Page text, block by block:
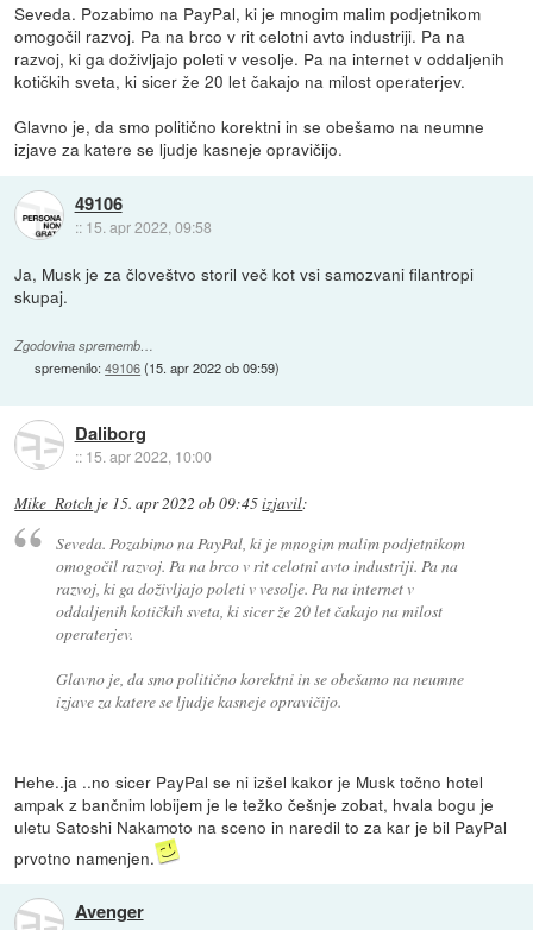
Seveda. Pozabimo na PayPal, ki je mnogim malim podjetnikom
omogočil razvoj. Pa na brco v rit celotni avto industriji. Pa na
razvoj, ki ga doživljajo poleti v vesolje. Pa na internet v oddaljenih
kotičkih sveta, ki sicer že 20 let čakajo na milost operaterjev.
Glavno je, da smo politično korektni in se obešamo na neumne
izjave za katere se ljudje kasneje opravičijo.
49106
:: 15. apr 2022, 09:58
Ja, Musk je za človeštvo storil več kot vsi samozvani filantropi
skupaj.
Zgodovina sprememb…
spremenilo:49106(15. apr 2022 ob 09:59)
Daliborg
:: 15. apr 2022, 10:00
Mike_Rotch je 15. apr 2022 ob 09:45izjavil:
Seveda. Pozabimo na PayPal, ki je mnogim malim podjetnikom
omogočil razvoj. Pa na brco v rit celotni avto industriji. Pa na
razvoj, ki ga doživljajo poleti v vesolje. Pa na internet v
oddaljenih kotičkih sveta, ki sicer že 20 let čakajo na milost
operaterjev.
Glavno je, da smo politično korektni in se obešamo na neumne
izjave za katere se ljudje kasneje opravičijo.
Hehe..ja ..no sicer PayPal se ni izšel kakor je Musk točno hotel
ampak z bančnim lobijem je le težko češnje zobat, hvala bogu je
uletu Satoshi Nakamoto na sceno in naredil to za kar je bil PayPal
prvotno namenjen.
Avenger